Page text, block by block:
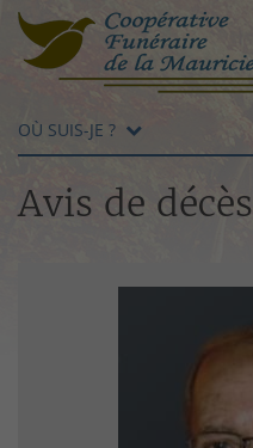
OÙ SUIS-JE ?
Avis de décès